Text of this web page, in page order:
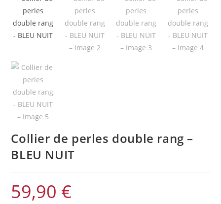
Collier de perles double rang –
BLEU NUIT
59,90 €